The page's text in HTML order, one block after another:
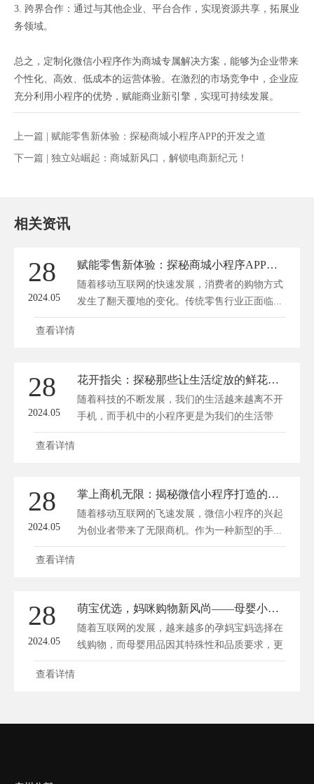
3. 跨界合作：通过与其他企业、平台合作，实现资源共享，拓展业
务领域。
总之，定制化微信小程序作为商城专属解决方案，能够为企业带来
个性化、高效、低成本的运营体验。在激烈的市场竞争中，企业应
充分利用小程序的优势，赋能商业新引擎，实现可持续发展。
上一篇 | 赋能零售新体验：探秘商城小程序APP的开发之道
下一篇 | 独立站崛起：商城新风口，解锁电商新纪元！
相关资讯
28
2024.05
赋能零售新体验：探秘商城小程序APP的开发之道
随着移动互联网的快速发展，消费者的购物方式
发生了翻天覆地的变化。传统零售行业正面临...
查看详情
28
2024.05
花开指尖：探秘那些让生活绽放的鲜花小程序
随着科技的不断发展，我们的生活越来越离不开
手机，而手机中的小程序更是为我们的生活带
来...
查看详情
28
2024.05
掌上商机无限：揭秘微信小程序打造的手机商城新潮流
随着移动互联网的飞速发展，微信小程序的兴起
为创业者带来了无限商机。作为一种新型的手...
查看详情
28
2024.05
萌宝优选，妈咪购物新风尚——母婴小程序商城大揭秘！
随着互联网的发展，越来越多的孕妈宝妈选择在
线购物，而母婴用品因其特殊性和品质要求，更
需...
查看详情